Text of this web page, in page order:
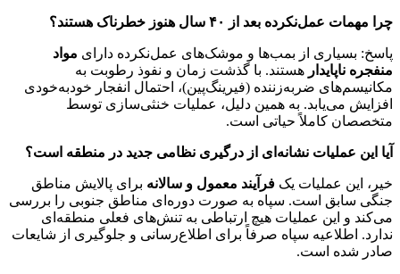
چرا مهمات عمل‌نکرده بعد از ۴۰ سال هنوز خطرناک هستند؟
پاسخ: بسیاری از بمب‌ها و موشک‌های عمل‌نکرده دارای مواد
منفجره ناپایدار هستند. با گذشت زمان و نفوذ رطوبت به
مکانیسم‌های ضربه‌زننده (فیرینگ‌پین)، احتمال انفجار خودبه‌خودی
افزایش می‌یابد. به همین دلیل، عملیات خنثی‌سازی توسط
متخصصان کاملاً حیاتی است.
آیا این عملیات نشانه‌ای از درگیری نظامی جدید در منطقه است؟
خیر، این عملیات یک فرآیند معمول و سالانه برای پالایش مناطق
جنگی سابق است. سپاه به صورت دوره‌ای مناطق جنوبی را بررسی
می‌کند و این عملیات هیچ ارتباطی به تنش‌های فعلی منطقه‌ای
ندارد. اطلاعیه سپاه صرفاً برای اطلاع‌رسانی و جلوگیری از شایعات
صادر شده است.